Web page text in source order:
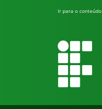
Ir para o conteúdo